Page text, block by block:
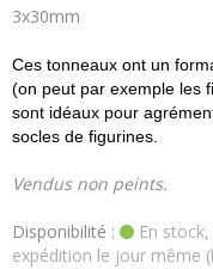
3x30mm
Ces tonneaux ont un
(on peut par exemple les
sont idéaux pour
socles de figurines.
Vendus non peints.
Disponibilité :
En
expédition le jour même